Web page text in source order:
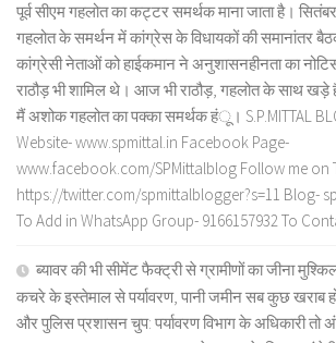
पूर्व सीएम गहलोत का कट्टर समर्थक माना जाता है।
गहलोत के समर्थन में कांग्रेस के विधायकों की समानांतर
कांग्रेसी नेताओं को हाईकमान ने अनुशासनहीनता का
राठौड़ भी शामिल थे। आज भी राठौड़, गहलोत के साथ खड़े
मैं अशोक गहलोत का पक्का समर्थक हंू। S.P.MITTAL
Website- www.spmittal.in Facebook Page-
www.facebook.com/SPMittalblog Follow me on
https://twitter.com/spmittalblogger?s=11 Blog-
To Add in WhatsApp Group- 9166157932 To
ब्यावर की भी सीमेंट फैक्ट्री से ग्रामीणों का जीना
कचरे के इस्तेमाल से पर्यावरण, पानी जमीन सब कुछ खराब
और पुलिस प्रशासन चुप: पर्यावरण विभाग के अधिकारी तो